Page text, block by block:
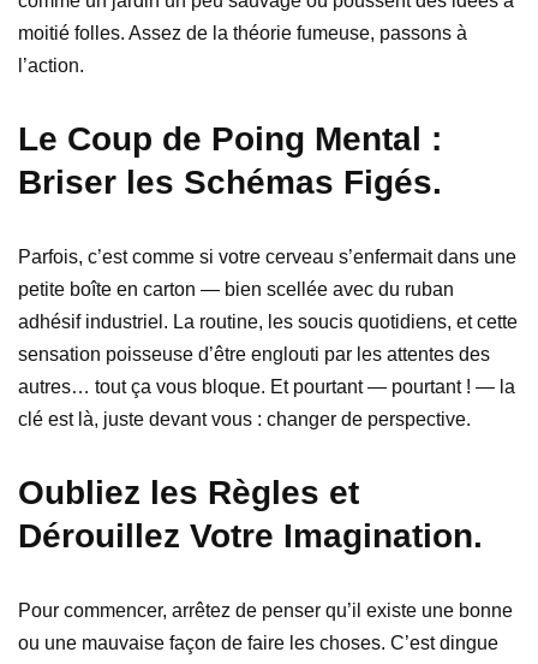
moitié folles. Assez de la théorie fumeuse, passons à
l’action.
Le Coup de Poing Mental :
Briser les Schémas Figés.
Parfois, c’est comme si votre cerveau s’enfermait dans une
petite boîte en carton — bien scellée avec du ruban
adhésif industriel. La routine, les soucis quotidiens, et cette
sensation poisseuse d’être englouti par les attentes des
autres… tout ça vous bloque. Et pourtant — pourtant ! — la
clé est là, juste devant vous : changer de perspective.
Oubliez les Règles et
Dérouillez Votre Imagination.
Pour commencer, arrêtez de penser qu’il existe une bonne
ou une mauvaise façon de faire les choses. C’est dingue